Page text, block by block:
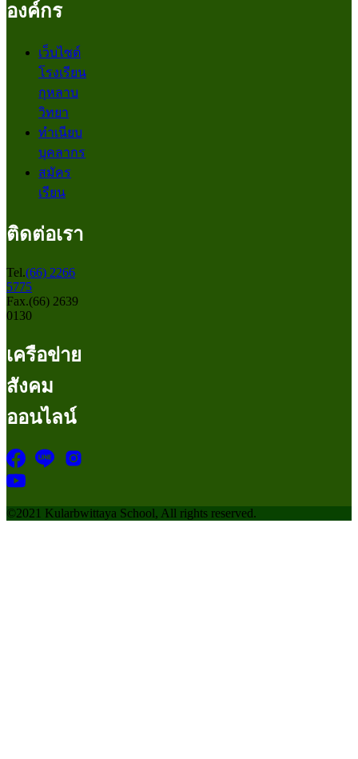
องค์กร
เว็บไซต์
โรงเรียน
กุหลาบ
วิทยา
ทำเนียบ
บุคลากร
สมัคร
เรียน
ติดต่อเรา
Tel.(66) 2266
5775
Fax.(66) 2639
0130
เครือข่าย
สังคม
ออนไลน์
©2021 Kularbwittaya School, All rights reserved.